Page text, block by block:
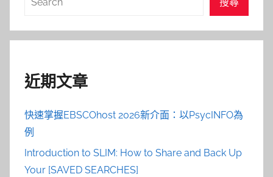
近期文章
快速掌握EBSCOhost 2026新介面：以PsycINFO為
例
Introduction to SLIM: How to Share and Back Up
Your [SAVED SEARCHES]